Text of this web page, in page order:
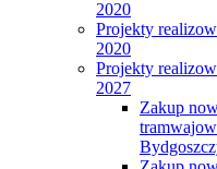
2020
Projekty
2020
Projekty
2027
Zakup